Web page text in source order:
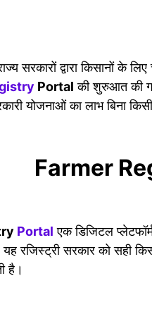
सरकारों द्वारा किसानों के
Portal की शुरुआत की
योजनाओं का लाभ बिना
Farmer
Portal एक डिजिटल
यह रजिस्ट्री सरकार को सही
है।